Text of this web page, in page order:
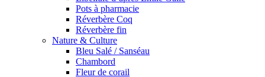
Pots à pharmacie
Réverbère Coq
Réverbère fin
Nature & Culture
Bleu Salé / Sanséau
Chambord
Fleur de corail